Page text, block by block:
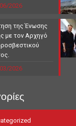
2026
της Ένωσης
με τον Αρχηγό
2026